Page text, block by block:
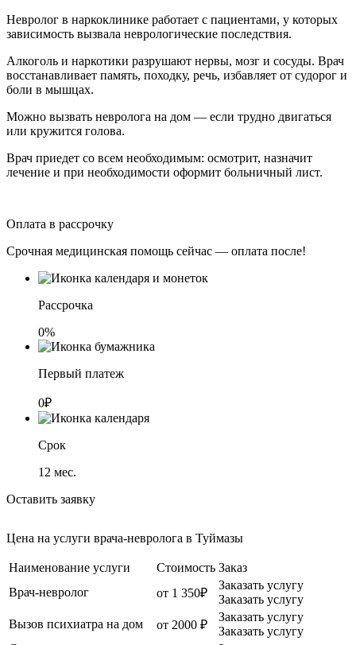
Невролог в наркоклинике работает с пациентами, у которых
зависимость вызвала неврологические последствия.
Алкоголь и наркотики разрушают нервы, мозг и сосуды. Врач
восстанавливает память, походку, речь, избавляет от судорог и
боли в мышцах.
Можно вызвать невролога на дом — если трудно двигаться
или кружится голова.
Врач приедет со всем необходимым: осмотрит, назначит
лечение и при необходимости оформит больничный лист.
Оплата в рассрочку
Срочная медицинская помощь сейчас — оплата после!
Рассрочка
0%
Первый платеж
0₽
Срок
12 мес.
Оставить заявку
Цена на услуги врача-невролога в Туймазы
Наименование услуги Стоимость Заказ
Врач-невролог
от 1 350₽
Заказать услугу
Заказать услугу
Вызов психиатра на дом
от 2000 ₽
Заказать услугу
Заказать услугу